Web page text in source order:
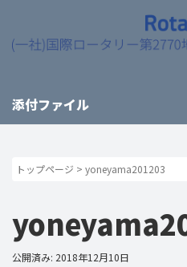
添付ファイル
トップページ > yoneyama201203
公開済み: 2018年12月10日